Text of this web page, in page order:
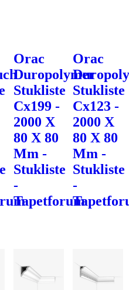
Orac
Duropolymer
Stukliste
Cx199 -
2000 X
80 X 80
Mm -
Stukliste
-
Tapetforum
Orac
Stukliste
Cx123 -
2000 X
80 X 80
Mm -
Stukliste
-